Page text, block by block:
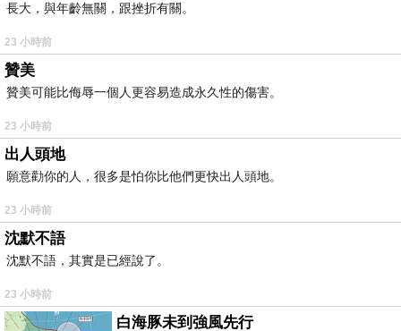
長大，與年齡無關，跟挫折有關。
23 小時前
贊美
贊美可能比侮辱一個人更容易造成永久性的傷害。
23 小時前
出人頭地
願意勸你的人，很多是怕你比他們更快出人頭地。
23 小時前
沈默不語
沈默不語，其實是已經說了。
23 小時前
白海豚未到強風先行